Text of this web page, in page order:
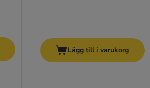
Lägg till i varukorg